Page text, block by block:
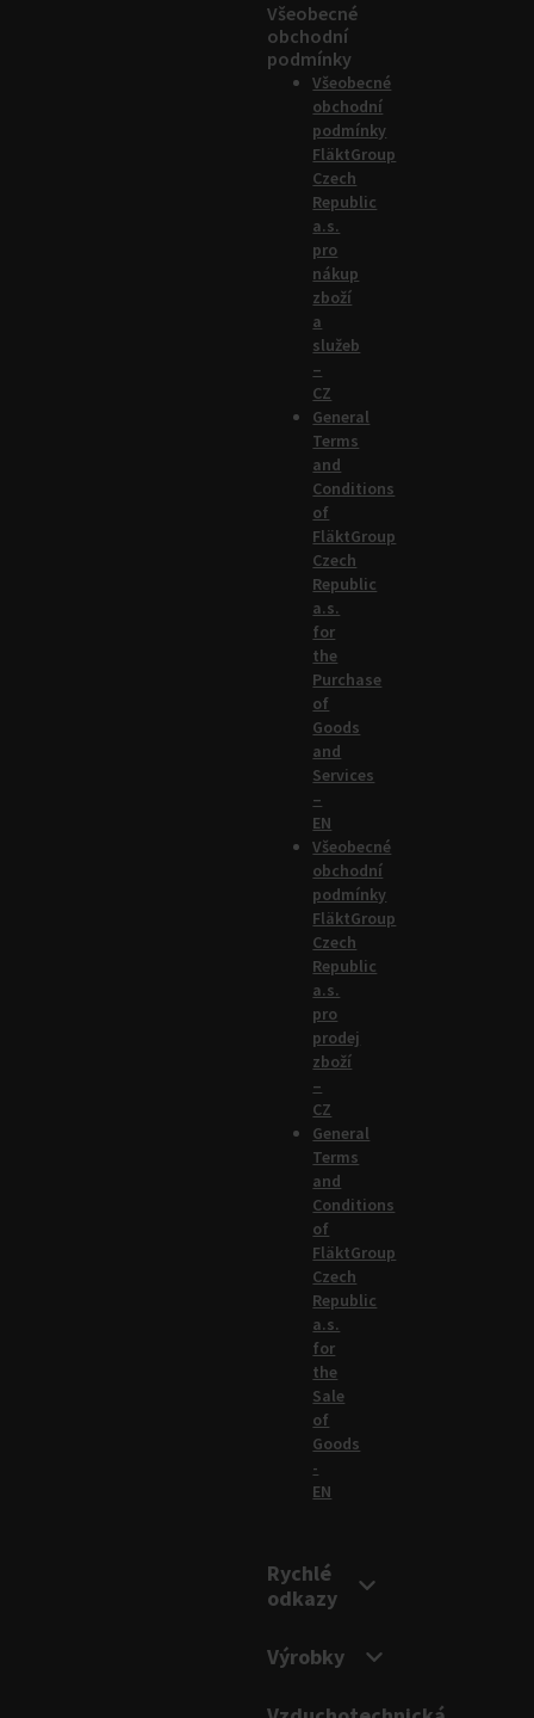
Všeobecné
obchodní
podmínky
Všeobecné
obchodní
podmínky
FläktGroup
Czech
Republic
a.s.
pro
nákup
zboží
a
služeb
–
CZ
General
Terms
and
Conditions
of
FläktGroup
Czech
Republic
a.s.
for
the
Purchase
of
Goods
and
Services
–
EN
Všeobecné
obchodní
podmínky
FläktGroup
Czech
Republic
a.s.
pro
prodej
zboží
–
CZ
General
Terms
and
Conditions
of
FläktGroup
Czech
Republic
a.s.
for
the
Sale
of
Goods
-
EN
Rychlé
odkazy
Výrobky